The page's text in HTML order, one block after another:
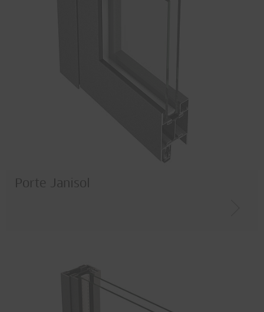
Porte Janisol